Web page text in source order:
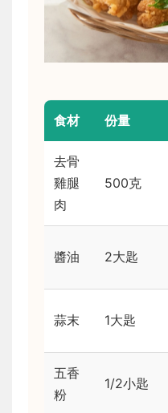
食材 份量
去骨
雞腿
肉
500克
醬油 2大匙
蒜末 1大匙
五香
粉
1/2小匙